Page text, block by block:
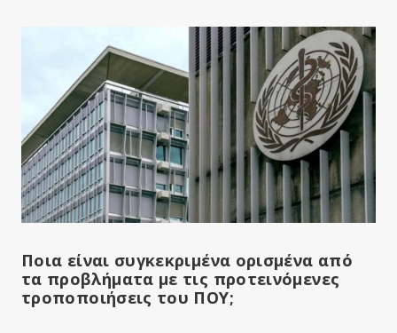
Ποια είναι συγκεκριμένα ορισμένα από
τα προβλήματα με τις προτεινόμενες
τροποποιήσεις του ΠΟΥ;